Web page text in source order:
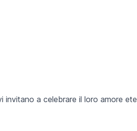
a celebrare il loro amore